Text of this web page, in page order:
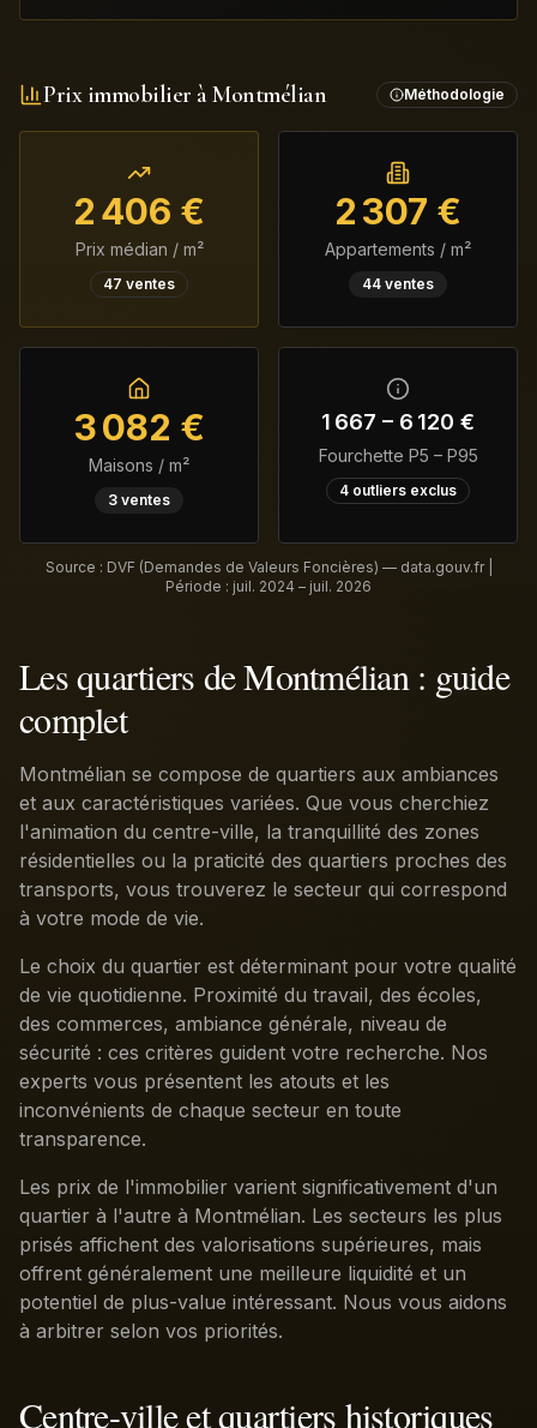
Prix immobilier à Montmélian Méthodologie
2 406 €
Prix médian / m²
47 ventes
2 307 €
Appartements / m²
44 ventes
3 082 €
Maisons / m²
3 ventes
1 667 – 6 120 €
Fourchette P5 – P95
4 outliers exclus
Source : DVF (Demandes de Valeurs Foncières) — data.gouv.fr |
Période : juil. 2024 – juil. 2026
Les quartiers de Montmélian : guide
complet
Montmélian se compose de quartiers aux ambiances
et aux caractéristiques variées. Que vous cherchiez
l'animation du centre-ville, la tranquillité des zones
résidentielles ou la praticité des quartiers proches des
transports, vous trouverez le secteur qui correspond
à votre mode de vie.
Le choix du quartier est déterminant pour votre qualité
de vie quotidienne. Proximité du travail, des écoles,
des commerces, ambiance générale, niveau de
sécurité : ces critères guident votre recherche. Nos
experts vous présentent les atouts et les
inconvénients de chaque secteur en toute
transparence.
Les prix de l'immobilier varient significativement d'un
quartier à l'autre à Montmélian. Les secteurs les plus
prisés affichent des valorisations supérieures, mais
offrent généralement une meilleure liquidité et un
potentiel de plus-value intéressant. Nous vous aidons
à arbitrer selon vos priorités.
Centre-ville et quartiers historiques